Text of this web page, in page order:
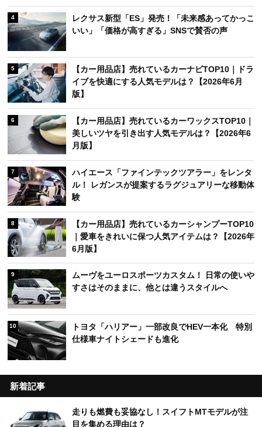
4
レクサス新型「ES」発売！「未来感あってかっこ
いい」「価格が高すぎる」SNSで賛否の声
5
【カー用品店】売れているカーナビTOP10｜ドラ
イブを快適にする人気モデルは？【2026年6月
版】
6
【カー用品店】売れているカーワックスTOP10｜
美しいツヤを引き出す人気モデルは？【2026年6
月版】
7
ハイエース「ファインテックツアラー」をレンタ
ル！ レガンスが提案するラグジュアリーな移動体
験
8
【カー用品店】売れているカーシャンプーTOP10
｜愛車をきれいに保つ人気アイテムは？【2026年
6月版】
9
ムーヴをユーロスポーツカスタム！ 日常の使いや
すさはそのままに、他とは違うスタイルへ
10
トヨタ「ハリアー」一部改良でHEV一本化 特別
仕様車ナイトシェードも進化
新着記事
走りも燃費も妥協なし！スイフトMTモデルが注
目を集める理由は？